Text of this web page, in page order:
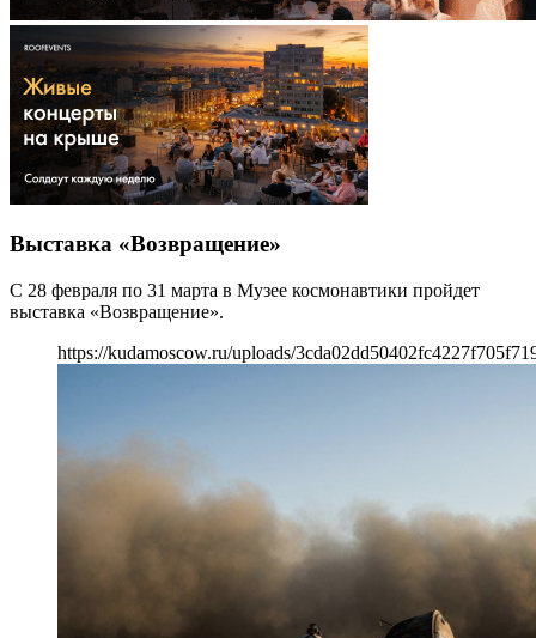
Выставка «Возвращение»
С 28 февраля по 31 марта в Музее космонавтики пройдет
выставка «Возвращение».
https://kudamoscow.ru/uploads/